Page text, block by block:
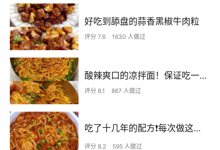
好吃到舔盘的蒜香黑椒牛肉粒
评分 7.6 1630 人做过
酸辣爽口的凉拌面！保证吃一次就上瘾
评分 8.1 867 人做过
吃了十几年的配方❗️每次做这至少吃2碗
评分 8.2 595 人做过